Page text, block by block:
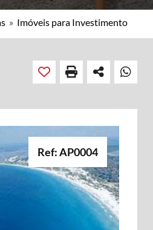
» Imóveis para Investimento
Ref: AP0004